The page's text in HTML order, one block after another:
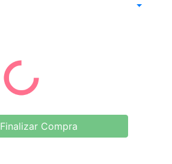
Finalizar Compra